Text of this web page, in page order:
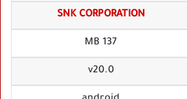
SNK CORPORATION
137 MB
v20.0